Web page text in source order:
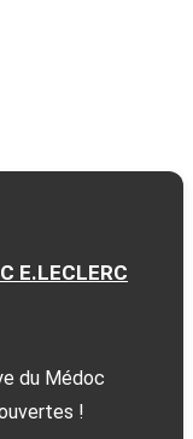
E.LECLERC
du Médoc
!